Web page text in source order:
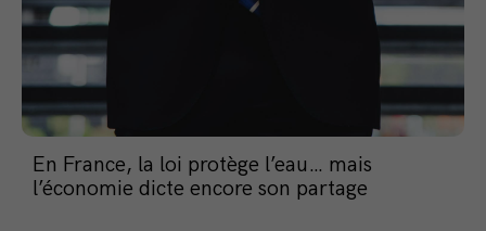
En France, la loi protège l’eau… mais
l’économie dicte encore son partage